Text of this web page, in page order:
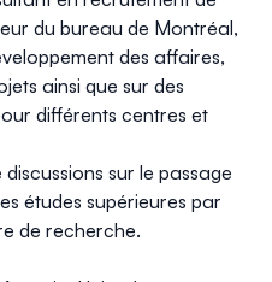
du bureau de Montréal,
des affaires,
ainsi que sur des
différents centres et
sur le passage
études supérieures par
de recherche.